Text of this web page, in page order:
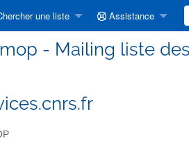
une liste Assistance
- Mailing liste